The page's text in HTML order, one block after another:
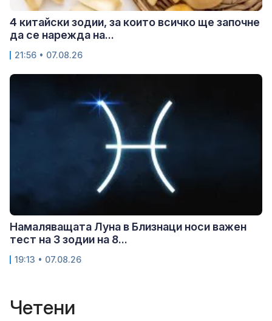
4 китайски зодии, за които всичко ще започне
да се нарежда на...
21:56 • 07.08.26
Намаляващата Луна в Близнаци носи важен
тест на 3 зодии на 8...
19:13 • 07.08.26
Четени